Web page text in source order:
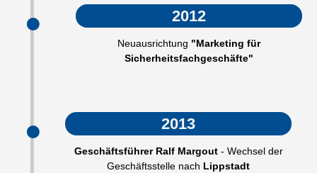
2012
Neuausrichtung "Marketing für
Sicherheitsfachgeschäfte"
2013
Geschäftsführer Ralf Margout- Wechsel der
Geschäftsstelle nach Lippstadt